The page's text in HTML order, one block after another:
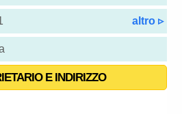
altro ▹
E INDIRIZZO